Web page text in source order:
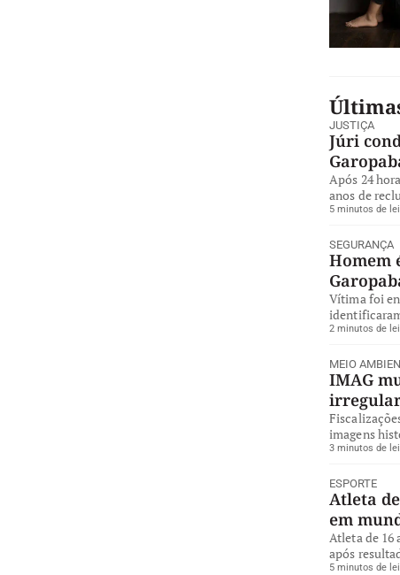
JUSTIÇA
Júri
Após 24
anos de
5 minutos de
SEGURANÇA
Homem
Vítima foi
2 minutos de
MEIO
IMAG
irregular
imagens
3 minutos de
ESPORTE
Atleta
em
Atleta de 16
após
5 minutos de